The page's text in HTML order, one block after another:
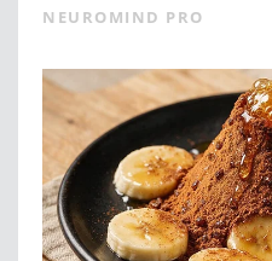
NEUROMIND PRO